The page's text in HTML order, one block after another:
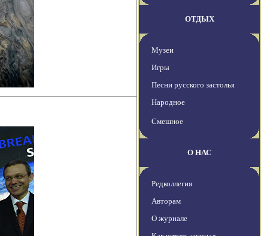
ОТДЫХ
Музеи
Игры
Песни русского застолья
Народное
Смешное
О НАС
Редколлегия
Авторам
О журнале